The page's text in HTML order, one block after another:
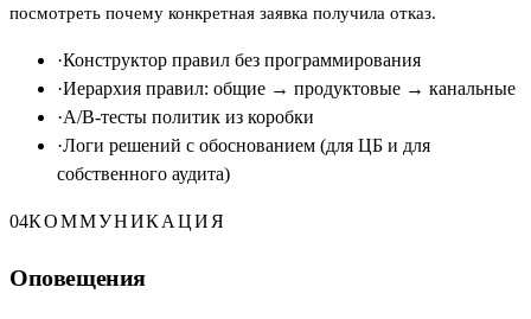
посмотреть почему конкретная заявка получила отказ.
·Конструктор правил без программирования
·Иерархия правил: общие → продуктовые → канальные
·A/B-тесты политик из коробки
·Логи решений с обоснованием (для ЦБ и для
собственного аудита)
04КОММУНИКАЦИЯ
Оповещения